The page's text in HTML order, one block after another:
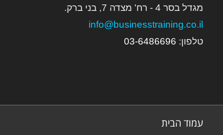
מגדל בסר 4 - רח' מצדה 7, בני ברק.
info@businesstraining.co.il
טלפון:
03-6486696
עמוד הבית